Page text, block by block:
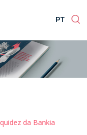
PT
PT
da Bankia